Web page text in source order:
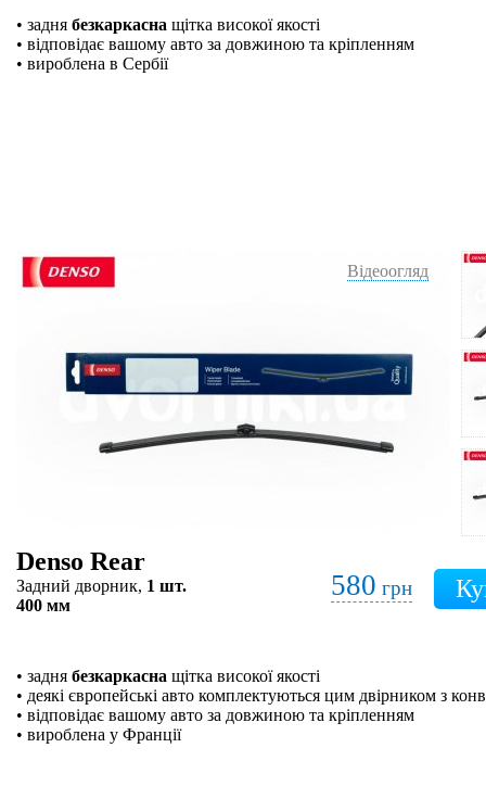
• задня безкаркасна щітка високої якості
• відповідає вашому авто за довжиною та кріпленням
• вироблена в Сербії
Відеоогляд
Denso Rear
Задний дворник, 1 шт.
400 мм
580 грн
• задня безкаркасна щітка високої якості
• деякі європейські авто комплектуються цим двірником з
• відповідає вашому авто за довжиною та кріпленням
• вироблена у Франції